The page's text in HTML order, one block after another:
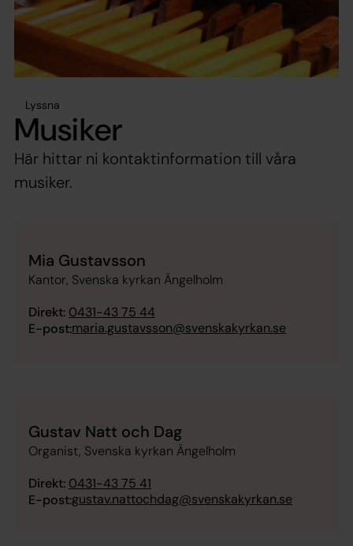
Lyssna
Musiker
Här hittar ni kontaktinformation till våra
musiker.
Mia Gustavsson
Kantor, Svenska kyrkan Ängelholm
Direkt: 0431-43 75 44
E-post:maria.gustavsson@svenskakyrkan.se
Gustav Natt och Dag
Organist, Svenska kyrkan Ängelholm
Direkt: 0431-43 75 41
E-post:gustav.nattochdag@svenskakyrkan.se